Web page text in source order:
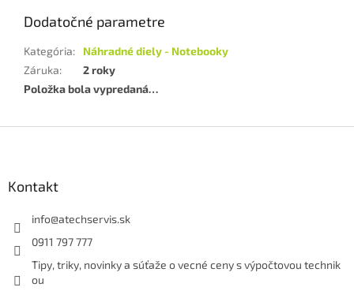
Dodatočné parametre
Kategória:
Náhradné diely - Notebooky
Záruka:
2 roky
Položka bola vypredaná…
Kontakt
info@atechservis.sk
0911 797 777
Tipy, triky, novinky a súťaže o vecné ceny s výpočtovou technik
ou